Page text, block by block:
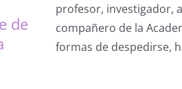
de
profesor, investigador,
compañero de la
formas de despedirse,